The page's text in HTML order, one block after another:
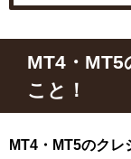
MT4 ・ MT5
こと！
MT4・MT5のク